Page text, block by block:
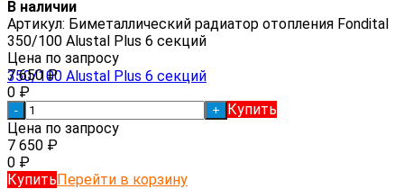
В наличии
Артикул: Биметаллический радиатор отопления Fondital
350/100 Alustal Plus 6 секций
Цена по запросу
7 650₽
0 ₽
- +
Купить
Цена по запросу
7 650 ₽
0 ₽
КупитьПерейти в корзину